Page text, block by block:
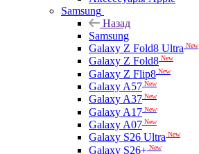
Samsung
Назад
Samsung
Galaxy Z Fold8 Ultra New
Galaxy Z Fold8 New
Galaxy Z Flip8 New
Galaxy A57 New
Galaxy A37 New
Galaxy A17 New
Galaxy A07 New
Galaxy S26 Ultra New
Galaxy S26+ New